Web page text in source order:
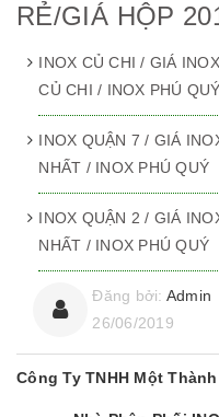
RẺ/GIÁ HỘP
INOX CỦ CHI / GIÁ
CỦ CHI / INOX PHÚ QUÝ
INOX QUẬN 7 / GIÁ
NHẤT / INOX PHÚ QUÝ
INOX QUẬN 2 / GIÁ
NHẤT / INOX PHÚ QUÝ
Đăng bởi: Admin
26/06/2019
Công Ty TNHH Một